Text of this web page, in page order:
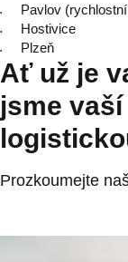
Pavlov
Hostivice
Plzeň
Ať už je
jsme
Prozkoumejte